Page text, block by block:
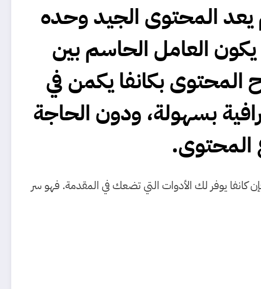
يعد المحتوى الجيد وحده
العامل الحاسم بين
المحتوى بكانفايكمن في
بسهولة، ودون الحاجة
المحتوى.
يوفر لك الأدوات التي تضعك في المقدمة. فهو سر